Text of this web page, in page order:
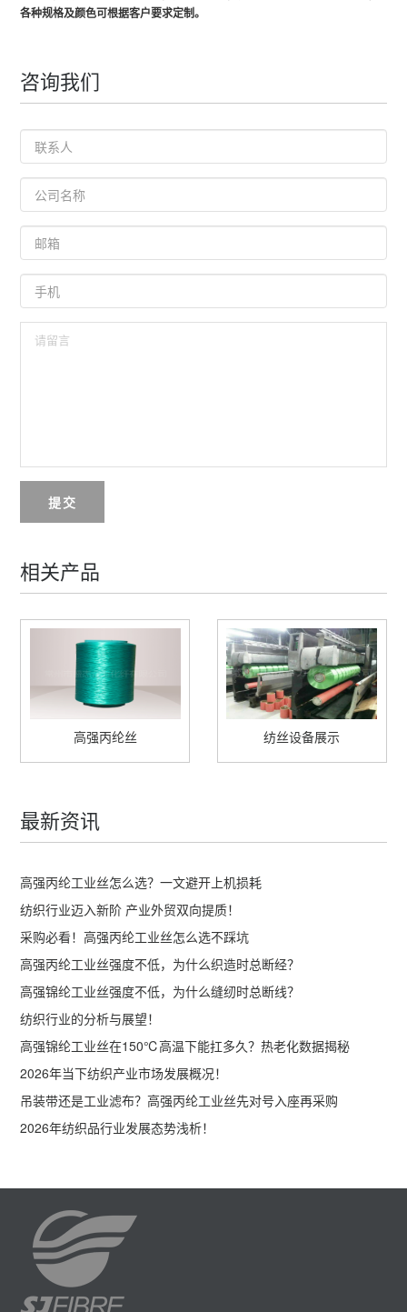
各种规格及颜色可根据客户要求定制。
咨询我们
提交
相关产品
高强丙纶丝 纺丝设备展示
最新资讯
高强丙纶工业丝怎么选？一文避开上机损耗
纺织行业迈入新阶 产业外贸双向提质！
采购必看！高强丙纶工业丝怎么选不踩坑
高强丙纶工业丝强度不低，为什么织造时总断经？
高强锦纶工业丝强度不低，为什么缝纫时总断线？
纺织行业的分析与展望！
高强锦纶工业丝在150℃高温下能扛多久？热老化数据揭秘
2026年当下纺织产业市场发展概况！
吊装带还是工业滤布？高强丙纶工业丝先对号入座再采购
2026年纺织品行业发展态势浅析！